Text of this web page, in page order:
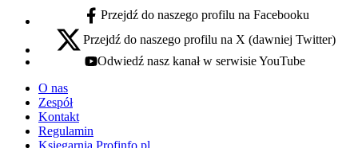
facebook - otwiera się w nowej karcie
Przejdź do naszego profilu na Facebooku
x - otwiera się w nowej karcie
Przejdź do naszego profilu na X (dawniej Twitter)
youtube - otwiera się w nowej karcie
Odwiedź nasz kanał w serwisie YouTube
O nas
Zespół
Kontakt
Regulamin
Księgarnia Profinfo.pl